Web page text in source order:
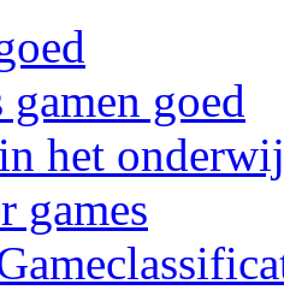
goed
het
games